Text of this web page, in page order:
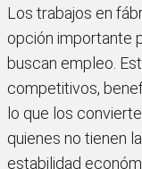
Los trabajos en
opción importante
buscan empleo.
competitivos,
lo que los
quienes no tienen
estabilidad